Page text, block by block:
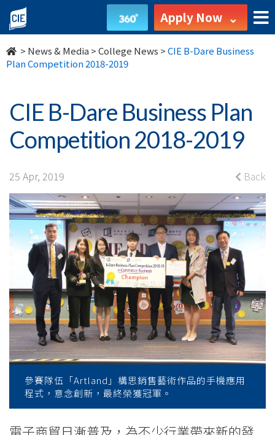
CIE
B-
Dare
Plan
Competition
2018-
2019
College
News
College
of
International
Education
Apply Now
> News & Media >College News >CIE B-Dare Business
Plan Competition 2018-2019
CIE B-Dare Business Plan
Competition 2018-2019
25 Apr, 2019 Back
參賽隊伍「Artland」構思銷售藝術作品的手機應用
程式，意念創新，最終榮獲冠軍。
電子商貿日漸普及，為不少行業帶來新的發